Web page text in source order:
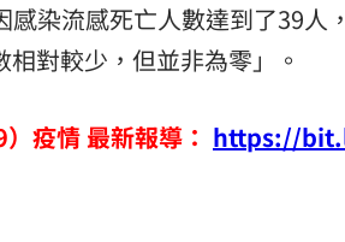
染流感死亡人數達到了39人
對較少，但並非為零」。
疫情 最新報導： https://